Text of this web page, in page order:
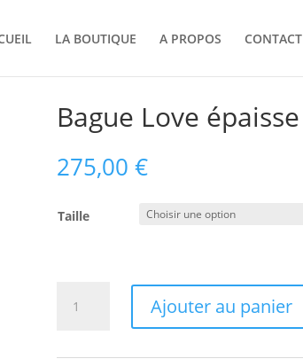
LA BOUTIQUE A PROPOS CONTACT
Bague Love épaisse
275,00 €
Taille
Ajouter au panier